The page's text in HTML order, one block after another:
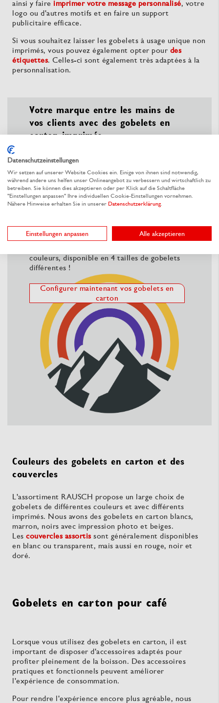
ainsi y faire imprimer votre message personnalisé, votre
logo ou d'autres motifs et en faire un support
publicitaire efficace.
Si vous souhaitez laisser les gobelets à usage unique non
imprimés, vous pouvez également opter pour des
étiquettes. Celles-ci sont également très adaptées à la
personnalisation.
Votre marque entre les mains de
vos clients avec des gobelets en
carton imprimés.
que votre marque !
couleurs, disponible en 4 tailles de gobelets
différentes !
Configurer maintenant vos gobelets en
carton
Couleurs des gobelets en carton et des
couvercles
L'assortiment RAUSCH propose un large choix de
gobelets de différentes couleurs et avec différents
imprimés. Nous avons des gobelets en carton blancs,
marron, noirs avec impression photo et beiges.
Les couvercles assortissont généralement disponibles
en blanc ou transparent, mais aussi en rouge, noir et
doré.
Gobelets en carton pour café
Lorsque vous utilisez des gobelets en carton, il est
important de disposer d'accessoires adaptés pour
profiter pleinement de la boisson. Des accessoires
pratiques et fonctionnels peuvent améliorer
l'expérience de consommation.
Pour rendre l'expérience encore plus agréable, nous
Datenschutzeinstellungen
Wir setzen auf unserer Website Cookies ein. Einige von ihnen sind notwendig,
während andere uns helfen unser Onlineangebot zu verbessern und wirtschaftlich zu
betreiben. Sie können dies akzeptieren oder per Klick auf die Schaltfläche
"Einstellungen anpassen" Ihre individuellen Cookie-Einstellungen vornehmen.
Nähere Hinweise erhalten Sie in unserer Datenschutzerklärung
Einstellungen anpassen Alle akzeptieren